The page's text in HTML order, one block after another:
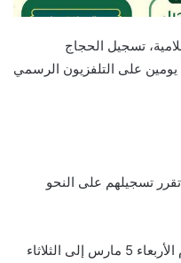
تسجيل الحجاج
يومين على التلفزيون الرسمي
تسجيلهم على النحو
– اللائحة الرئيسية يتم تسجيلها من يوم الأربعاء 5 مارس إلى الثلاثاء